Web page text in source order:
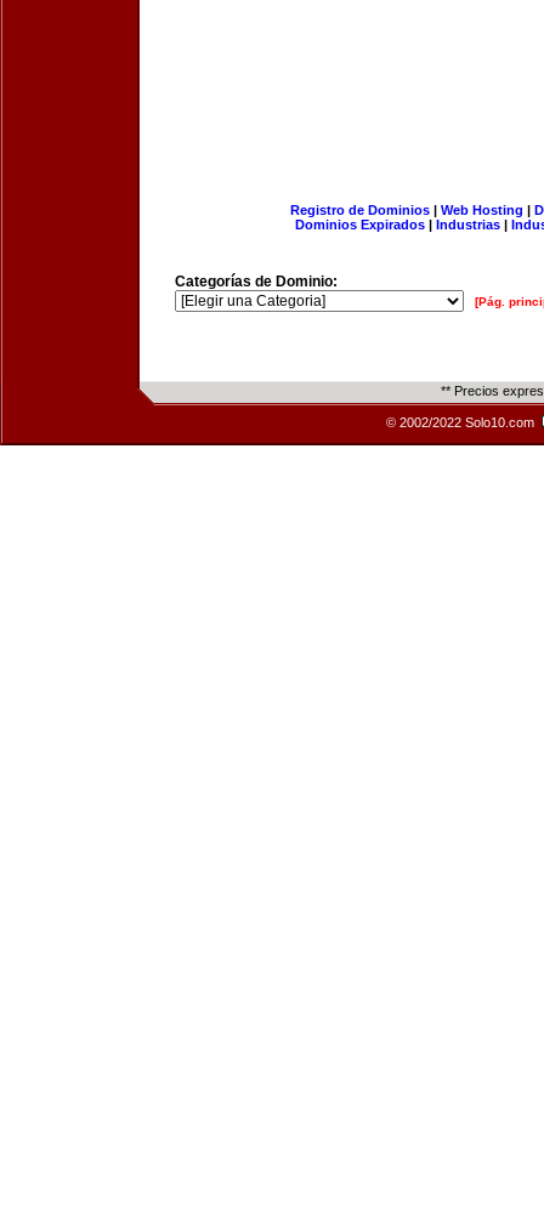
Registro de Dominios| Web Hosting |
Dominios Expirados | Industrias |
Categorías de Dominio:
[Pág.
** Precios
© 2002/2022 Solo10.com